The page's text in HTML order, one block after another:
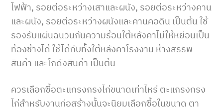
ไฟฟ้า, รอยต่อระหว่างเสาและผนัง, รอยต่อระหว่างคาน
และผนัง, รอยต่อระหว่างผนังและคานคอดิน เป็นต้น ใช้
รองรับแผ่นฉนวนกันความร้อนใต้หลังคาไม่ให้หย่อนเป็น
ท้องช้างได้ ใช้ได้กับทั้งใต้หลังคาโรงงาน ห้างสรรพ
สินค้า และโกดังสินค้า เป็นต้น
ควรเลือกซื้อตะแกรงกรงไก่ขนาดเท่าไหร่ ตะแกรงกรง
ไก่สำหรับงานก่อสร้างนั้นจะนิยมเลือกซื้อในขนาด ตา